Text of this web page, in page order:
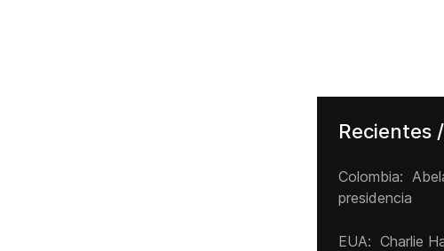
Recientes
Colombia:
presidencia
EUA: Charlie